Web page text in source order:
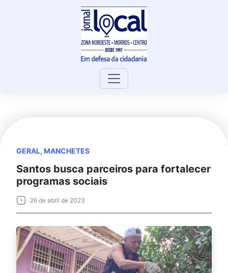
GERAL, MANCHETES
Santos busca parceiros para fortalecer
programas sociais
26 de abril de 2023